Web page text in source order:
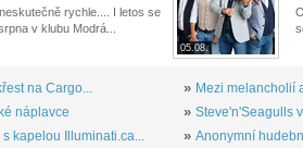
rychle.... I letos se
v klubu Modrá...
na Cargo...
náplavce
kapelou Illuminati.ca...
05.08.
» Mezi melancholií
» Steve'n'Seagulls
» Anonymní